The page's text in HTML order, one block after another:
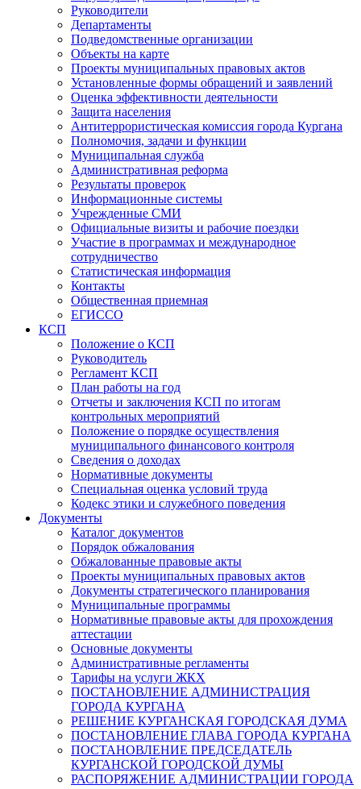
Руководители
Департаменты
Подведомственные организации
Объекты на карте
Проекты муниципальных правовых актов
Установленные формы обращений и заявлений
Оценка эффективности деятельности
Защита населения
Антитеррористическая комиссия города Кургана
Полномочия, задачи и функции
Муниципальная служба
Административная реформа
Результаты проверок
Информационные системы
Учрежденные СМИ
Официальные визиты и рабочие поездки
Участие в программах и международное
сотрудничество
Статистическая информация
Контакты
Общественная приемная
ЕГИССО
КСП
Положение о КСП
Руководитель
Регламент КСП
План работы на год
Отчеты и заключения КСП по итогам
контрольных мероприятий
Положение о порядке осуществления
муниципального финансового контроля
Сведения о доходах
Нормативные документы
Специальная оценка условий труда
Кодекс этики и служебного поведения
Документы
Каталог документов
Порядок обжалования
Обжалованные правовые акты
Проекты муниципальных правовых актов
Документы стратегического планирования
Муниципальные программы
Нормативные правовые акты для прохождения
аттестации
Основные документы
Административные регламенты
Тарифы на услуги ЖКХ
ПОСТАНОВЛЕНИЕ АДМИНИСТРАЦИЯ
ГОРОДА КУРГАНА
РЕШЕНИЕ КУРГАНСКАЯ ГОРОДСКАЯ ДУМА
ПОСТАНОВЛЕНИЕ ГЛАВА ГОРОДА КУРГАНА
ПОСТАНОВЛЕНИЕ ПРЕДСЕДАТЕЛЬ
КУРГАНСКОЙ ГОРОДСКОЙ ДУМЫ
РАСПОРЯЖЕНИЕ АДМИНИСТРАЦИИ ГОРОДА